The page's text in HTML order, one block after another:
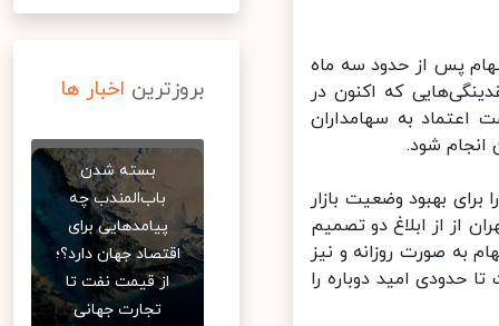
پس از حدود سه ماه
که اکنون در
اعتماد به سهامداران
شود.
بهبود وضعیت بازار
از از ابلاغ دو تصمیم
به صورت روزانه و نیز
توانست تا حدودی امید دوباره را
بروزترین اخبار ها
بسته شدن
باب‌المندب چه
پیامدهایی برای
اقتصاد جهان دارد؟؛
از قیمت نفت تا
تجارت جهانی